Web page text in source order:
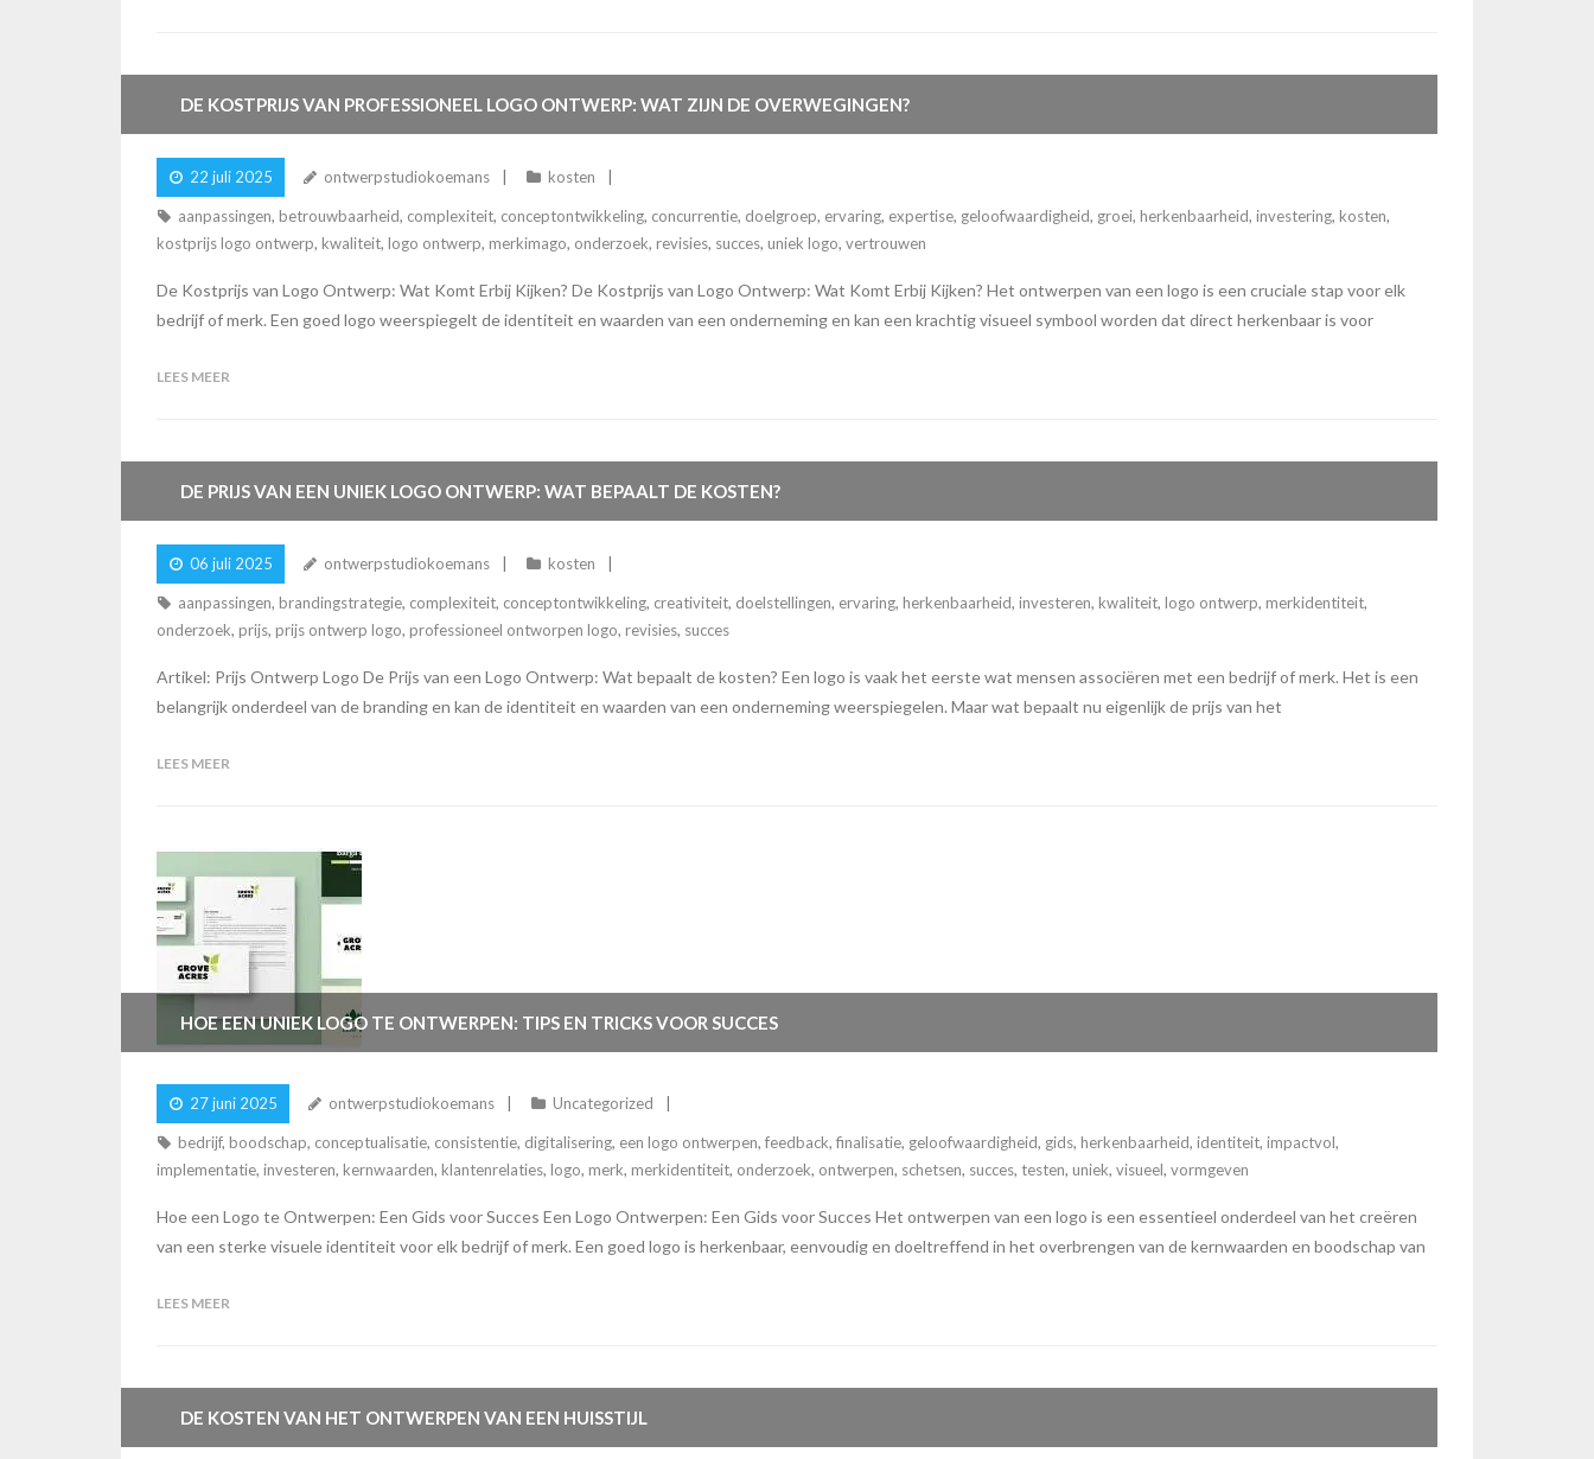
DE KOSTPRIJS VAN PROFESSIONEEL LOGO ONTWERP: WAT ZIJN DE OVERWEGINGEN?
22 juli 2025 ontwerpstudiokoemans kosten
aanpassingen, betrouwbaarheid, complexiteit, conceptontwikkeling, concurrentie, doelgroep, ervaring, expertise, geloofwaardigheid, groei, herkenbaarheid, investering, kosten,
kostprijs logo ontwerp, kwaliteit, logo ontwerp, merkimago, onderzoek, revisies, succes, uniek logo, vertrouwen
De Kostprijs van Logo Ontwerp: Wat Komt Erbij Kijken? De Kostprijs van Logo Ontwerp: Wat Komt Erbij Kijken? Het ontwerpen van een logo is een cruciale stap voor elk
bedrijf of merk. Een goed logo weerspiegelt de identiteit en waarden van een onderneming en kan een krachtig visueel symbool worden dat direct herkenbaar is voor
LEES MEER
DE PRIJS VAN EEN UNIEK LOGO ONTWERP: WAT BEPAALT DE KOSTEN?
06 juli 2025 ontwerpstudiokoemans kosten
aanpassingen, brandingstrategie, complexiteit, conceptontwikkeling, creativiteit, doelstellingen, ervaring, herkenbaarheid, investeren, kwaliteit, logo ontwerp, merkidentiteit,
onderzoek, prijs, prijs ontwerp logo, professioneel ontworpen logo, revisies, succes
Artikel: Prijs Ontwerp Logo De Prijs van een Logo Ontwerp: Wat bepaalt de kosten? Een logo is vaak het eerste wat mensen associëren met een bedrijf of merk. Het is een
belangrijk onderdeel van de branding en kan de identiteit en waarden van een onderneming weerspiegelen. Maar wat bepaalt nu eigenlijk de prijs van het
LEES MEER
HOE EEN UNIEK LOGO TE ONTWERPEN: TIPS EN TRICKS VOOR SUCCES
27 juni 2025 ontwerpstudiokoemans Uncategorized
bedrijf, boodschap, conceptualisatie, consistentie, digitalisering, een logo ontwerpen, feedback, finalisatie, geloofwaardigheid, gids, herkenbaarheid, identiteit, impactvol,
implementatie, investeren, kernwaarden, klantenrelaties, logo, merk, merkidentiteit, onderzoek, ontwerpen, schetsen, succes, testen, uniek, visueel, vormgeven
Hoe een Logo te Ontwerpen: Een Gids voor Succes Een Logo Ontwerpen: Een Gids voor Succes Het ontwerpen van een logo is een essentieel onderdeel van het creëren
van een sterke visuele identiteit voor elk bedrijf of merk. Een goed logo is herkenbaar, eenvoudig en doeltreffend in het overbrengen van de kernwaarden en boodschap van
LEES MEER
DE KOSTEN VAN HET ONTWERPEN VAN EEN HUISSTIJL